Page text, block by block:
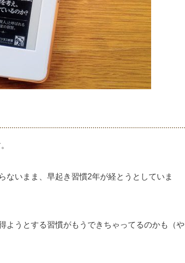
。
ないまま、早起き習慣2年が経とうとしていま
ようとする習慣がもうできちゃってるのかも（や